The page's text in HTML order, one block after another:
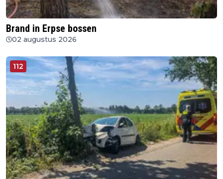
Brand in Erpse bossen
02 augustus 2026
112